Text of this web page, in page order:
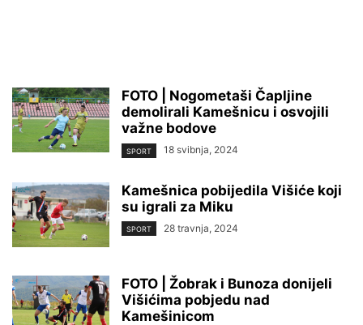
FOTO | Nogometaši Čapljine
demolirali Kamešnicu i osvojili
važne bodove
SPORT 18 svibnja, 2024
Kamešnica pobijedila Višiće koji
su igrali za Miku
SPORT 28 travnja, 2024
FOTO | Žobrak i Bunoza donijeli
Višićima pobjedu nad
Kamešinicom